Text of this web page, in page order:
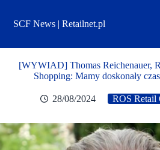
treściSCF News | Retailnet.pl
[WYWIAD] Thomas Reichenauer,
Shopping: Mamy doskonały
28/08/2024 ROS Retail